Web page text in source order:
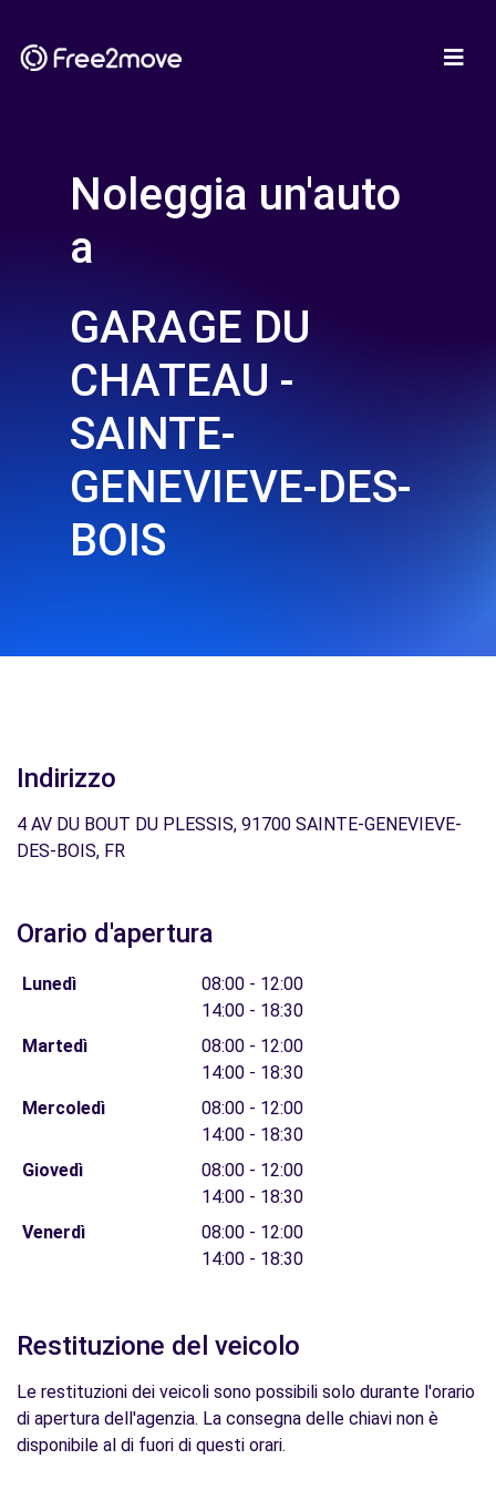
Noleggia un'auto
a
GARAGE DU
CHATEAU -
SAINTE-
GENEVIEVE-DES-
BOIS
Indirizzo
4 AV DU BOUT DU PLESSIS, 91700 SAINTE-GENEVIEVE-
DES-BOIS, FR
Orario d'apertura
Lunedì
08:00 - 12:00
14:00 - 18:30
Martedì
08:00 - 12:00
14:00 - 18:30
Mercoledì
08:00 - 12:00
14:00 - 18:30
Giovedì
08:00 - 12:00
14:00 - 18:30
Venerdì
08:00 - 12:00
14:00 - 18:30
Restituzione del veicolo
Le restituzioni dei veicoli sono possibili solo durante l'orario
di apertura dell'agenzia. La consegna delle chiavi non è
disponibile al di fuori di questi orari.